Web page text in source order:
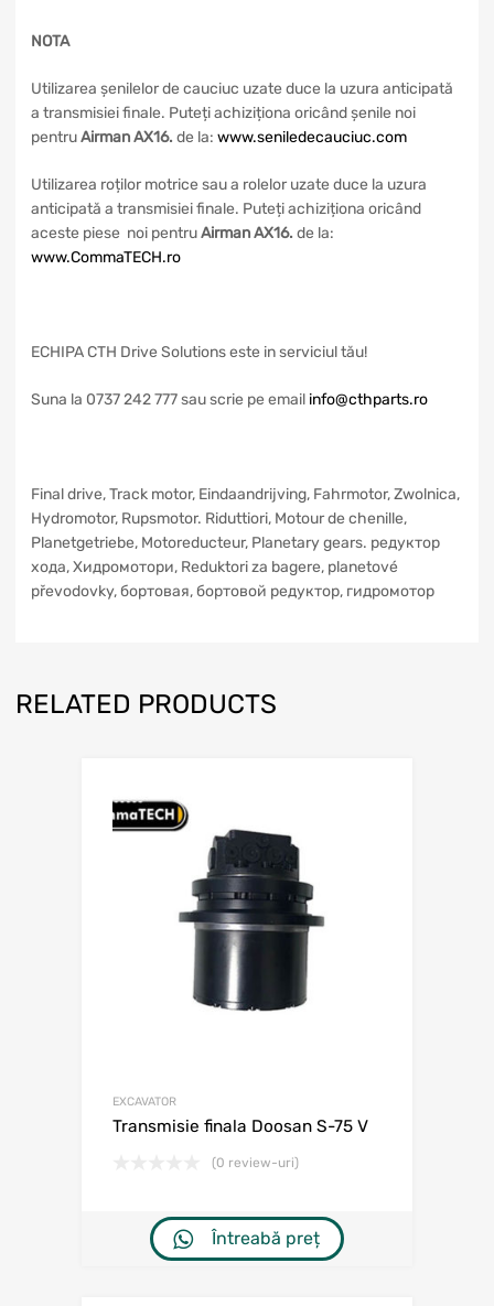
NOTA
Utilizarea șenilelor de cauciuc uzate duce la uzura anticipată
a transmisiei finale. Puteți achiziționa oricând șenile noi
pentruAirman AX16. de la: www.seniledecauciuc.com
Utilizarea roților motrice sau a rolelor uzate duce la uzura
anticipată a transmisiei finale. Puteți achiziționa oricând
aceste piese noi pentruAirman AX16. de la:
www.CommaTECH.ro
ECHIPA CTH Drive Solutions este in serviciul tău!
Suna la 0737 242 777 sau scrie pe email info@cthparts.ro
Final drive, Track motor, Eindaandrijving, Fahrmotor, Zwolnica,
Hydromotor, Rupsmotor. Riduttiori, Motour de chenille,
Planetgetriebe, Motoreducteur, Planetary gears. редуктор
xoдa, Хидромотори, Reduktori za bagere, planetové
převodovky, бортовая, бортовой редуктор, гидромотор
RELATED PRODUCTS
EXCAVATOR
Transmisie finala Doosan S-75 V
(0 review-uri)
Întreabă preț